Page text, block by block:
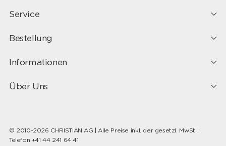
Service
Bestellung
Informationen
Über Uns
© 2010-2026 CHRISTIAN AG | Alle Preise inkl. der gesetzl. MwSt. |
Telefon +41 44 241 64 41